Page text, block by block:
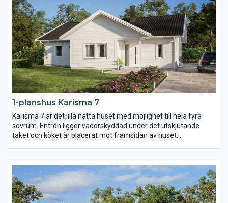
1-planshus Karisma 7
Karisma 7 är det lilla nätta huset med möjlighet till hela fyra
sovrum. Entrén ligger väderskyddad under det utskjutande
taket och köket är placerat mot framsidan av huset.
passage in till huset.